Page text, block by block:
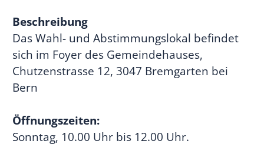
Beschreibung
Das Wahl- und Abstimmungslokal befindet
sich im Foyer des Gemeindehauses,
Chutzenstrasse 12, 3047 Bremgarten bei
Bern
Öffnungszeiten:
Sonntag, 10.00 Uhr bis 12.00 Uhr.